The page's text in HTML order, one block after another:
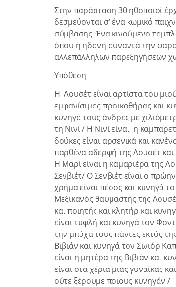
Στην παράσταση 30 ηθοποιοί
δεσμεύονται σ’ ένα κωμικό
σύμβασης. Ένα κινούμενο
όπου η ηδονή συναντά την
αλλεπάλληλων παρεξηγήσεων
Υπόθεση
Η Λουσέτ είναι αρτίστα του
εμφανίσιμος προικοθήρας και
κυνηγά τους άνδρες με
τη Νινί / Η Νινί είναι η
δούκες είναι αρσενικά και
παρθένα αδερφή της Λουσέτ και
Η Μαρί είναι η καμαριέρα της
Σενβιέτ/ Ο Σενβιέτ είναι ο
χρήμα είναι πέσος και κυνηγά
Μεξικανός θαυμαστής της
και ποιητής και κλητήρ και
είναι τυφλή και κυνηγά τον
την μπόχα τους πάντες εκτός
Βιβιάν και κυνηγά τον Σινιόρ
είναι η μητέρα της Βιβιάν και
είναι στα χέρια μιας γυναίκας
ούτε ξέρουμε ποιους κυνηγάν /